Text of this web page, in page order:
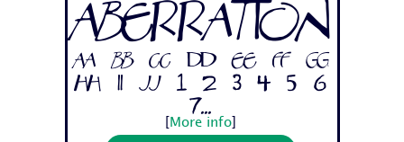
Aberration
Aa Bb Cc Dd Ee Ff Gg
Hh Ii Jj 1 2 3 4 5 6
7...
More info]